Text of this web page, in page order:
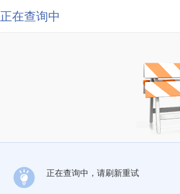
正在查询中
正在查询中，请刷新重试